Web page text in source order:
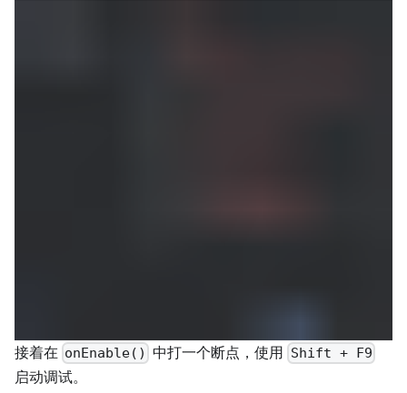
接着在 onEnable() 中打一个断点，使用 Shift + F9
启动调试。